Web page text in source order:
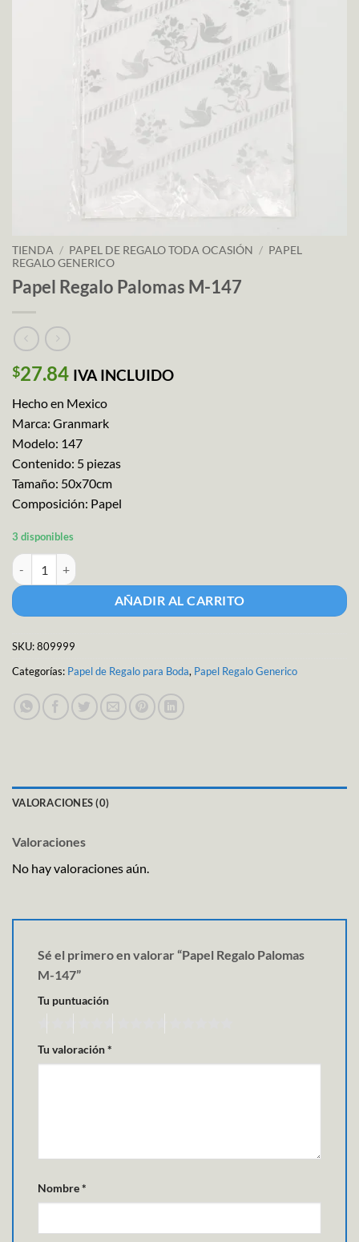
TIENDA / PAPEL DE REGALO TODA OCASIÓN / PAPEL
REGALO GENERICO
Papel Regalo Palomas M-147
$27.84 IVA INCLUIDO
Hecho en Mexico
Marca: Granmark
Modelo: 147
Contenido: 5 piezas
Tamaño: 50x70cm
Composición: Papel
3 disponibles
Papel Regalo Palomas M-147 cantidad
AÑADIR AL CARRITO
SKU:809999
Categorías: Papel de Regalo para Boda, Papel Regalo Generico
VALORACIONES (0)
Valoraciones
No hay valoraciones aún.
Sé el primero en valorar “Papel Regalo Palomas
M-147”
Tu puntuación
Tu valoración*
Nombre*